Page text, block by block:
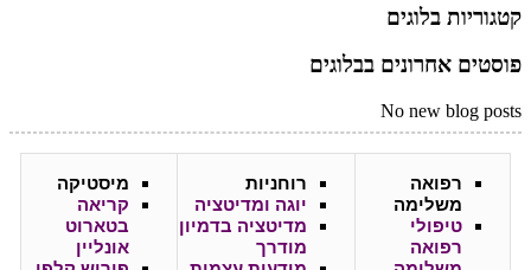
קטגוריות בלוגים
פוסטים אחרונים בבלוגים
No new blog posts
רפואה
משלימה
טיפולי
רפואה
רוחניות
יוגה ומדיטציה
מדיטציה בדמיון
מודרך
מיסטיקה
קריאה
בטארוט
אונליין